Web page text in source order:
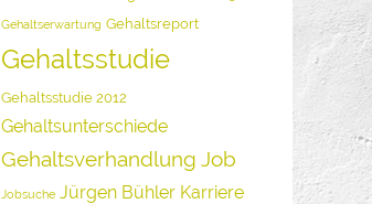
Gehaltserwartung Gehaltsreport
Gehaltsstudie
Gehaltsstudie 2012
Gehaltsunterschiede
Gehaltsverhandlung Job
Jobsuche Jürgen Bühler Karriere